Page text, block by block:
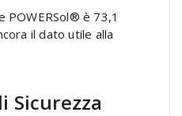
POWERSol® è 73,1
il dato utile alla
Sicurezza